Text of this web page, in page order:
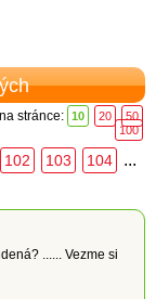
stránce: 10 20
50
100
102 103 104 ...
...... Vezme si